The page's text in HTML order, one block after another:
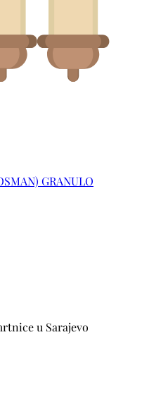
GRANULO
u Sarajevo